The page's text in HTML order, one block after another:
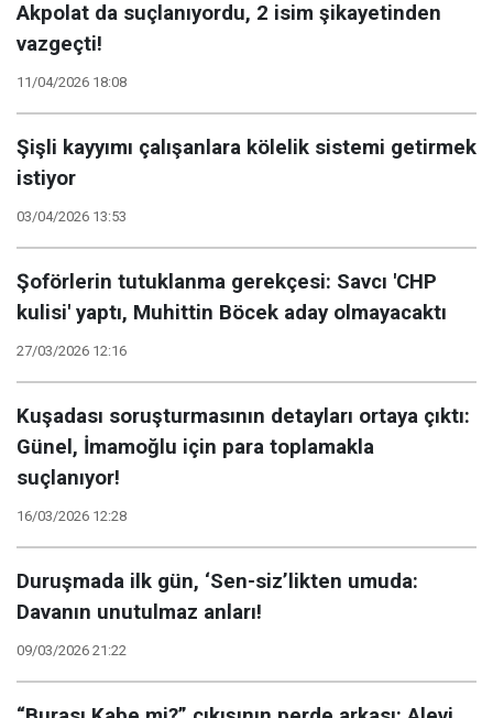
Akpolat da suçlanıyordu, 2 isim şikayetinden
vazgeçti!
11/04/2026 18:08
Şişli kayyımı çalışanlara kölelik sistemi getirmek
istiyor
03/04/2026 13:53
Şoförlerin tutuklanma gerekçesi: Savcı 'CHP
kulisi' yaptı, Muhittin Böcek aday olmayacaktı
27/03/2026 12:16
Kuşadası soruşturmasının detayları ortaya çıktı:
Günel, İmamoğlu için para toplamakla
suçlanıyor!
16/03/2026 12:28
Duruşmada ilk gün, ‘Sen-siz’likten umuda:
Davanın unutulmaz anları!
09/03/2026 21:22